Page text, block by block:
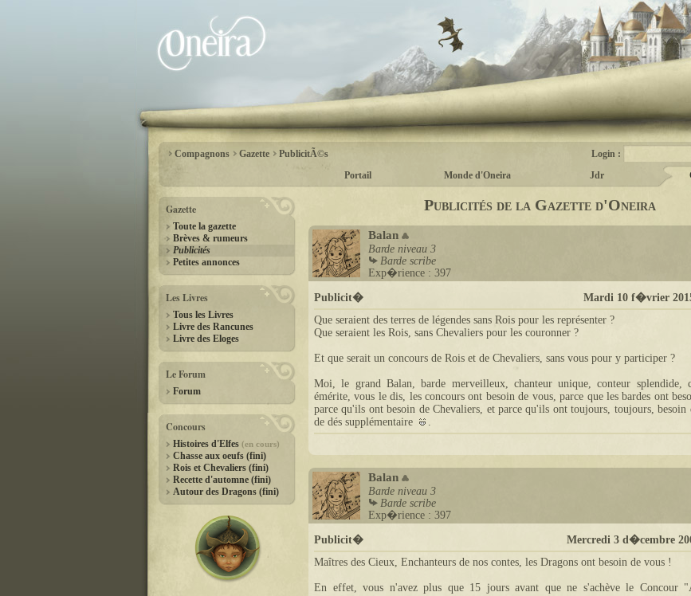
Compagnons Gazette PublicitÃ©s Login :
Portail Monde d'Oneira Jdr
Gazette
Toute la gazette
Brèves & rumeurs
Publicités
Petites annonces
Les Livres
Tous les Livres
Livre des Rancunes
Livre des Eloges
Le Forum
Forum
Concours
Histoires d'Elfes (en cours)
Chasse aux oeufs (fini)
Rois et Chevaliers (fini)
Recette d'automne (fini)
Autour des Dragons (fini)
Publicités de la Gazette d'Oneira
Balan
Barde niveau 3
Barde scribe
Exp�rience : 397
Publicit�
Mardi 10 f�vrier
Que seraient des terres de légendes sans Rois pour les représenter ?
Que seraient les Rois, sans Chevaliers pour les couronner ?
Et que serait un concours de Rois et de Chevaliers, sans vous pour y participer ?
Moi, le grand Balan, barde merveilleux, chanteur unique, conteur splendide,
émérite, vous le dis, les concours ont besoin de vous, parce que les bardes ont
parce qu'ils ont besoin de Chevaliers, et parce qu'ils ont toujours, toujours, besoin
de dés supplémentaire
.
Balan
Barde niveau 3
Barde scribe
Exp�rience : 397
Publicit�
Mercredi 3 d�cembre
Maîtres des Cieux, Enchanteurs de nos contes, les Dragons ont besoin de vous !
En effet, vous n'avez plus que 15 jours avant que ne s'achève le Concour